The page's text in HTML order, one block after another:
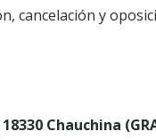
cancelación y
Chauchina